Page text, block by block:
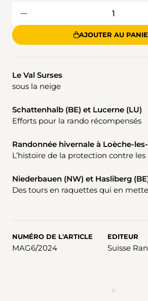
AJOUTER AU
Le Val Surses
sous la neige
Schattenhalb (BE) et Lucerne (LU)
Efforts pour la rando récompensés
Randonnée hivernale à Loèche-
L’histoire de la protection contre les
Niederbauen (NW) et Hasliberg
Des tours en raquettes qui en
NUMÉRO DE L'ARTICLE
MAG6/2024
EDITEUR
Suisse